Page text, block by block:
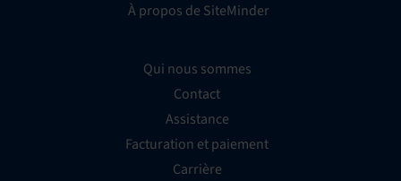
À propos de SiteMinder
Qui nous sommes
Contact
Assistance
Facturation et paiement
Carrière